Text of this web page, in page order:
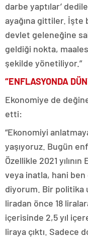
darbe yaptılar’
ayağına gittiler. İşte
devlet geleneğine
geldiği nokta,
şekilde yönetiliyor.”
“ENFLASYONDA
Ekonomiye de
etti:
“Ekonomiyi
yaşıyoruz. Bugün
Özellikle 2021
veya inatla, hani
diyorum. Bir politika
liradan önce 18
içerisinde 2,5 yıl
liraya çıktı. Sadece